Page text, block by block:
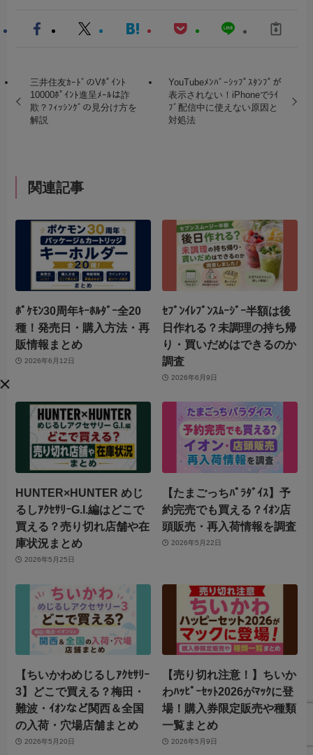
三井住友ｶｰﾄﾞのVﾎﾟｲﾝﾄ
10000ﾎﾟｲﾝﾄ進呈ﾒｰﾙは詐
欺？ﾌｨｯｼﾝｸﾞの見分け方を
解説
YouTubeﾒﾝﾊﾞｰｼｯﾌﾟｽﾀﾝﾌﾟが
表示されない！iPhoneでﾗｲ
ﾌﾞ配信中に使えない原因と
対処法
関連記事
ﾎﾟｹﾓﾝ30周年ｷｰﾎﾙﾀﾞｰ全20
種！発売日・購入方法・再
販情報まとめ
2026年6月12日
ｾﾌﾞﾝｲﾚﾌﾞﾝｽﾑｰｼﾞｰ半額は後
日作れる？未調理の持ち帰
り・買いだめはできるのか
調査
2026年6月9日
HUNTER×HUNTER めじ
るしｱｸｾｻﾘｰG.I.編はどこで
買える？売り切れ店舗や在
庫状況まとめ
2026年5月25日
【たまごっちﾊﾟﾗﾀﾞｲｽ】予
約完売でも買える？ｲｵﾝ店
頭販売・再入荷情報を調査
2026年5月22日
【ちいかわめじるしｱｸｾｻﾘｰ
3】どこで買える？梅田・
難波・ｲｵﾝなど関西＆全国
の入荷・穴場店舗まとめ
2026年5月20日
【売り切れ注意！】ちいか
わﾊｯﾋﾟｰｾｯﾄ2026がﾏｯｸに登
場！購入券限定販売や種類
一覧まとめ
2026年5月9日